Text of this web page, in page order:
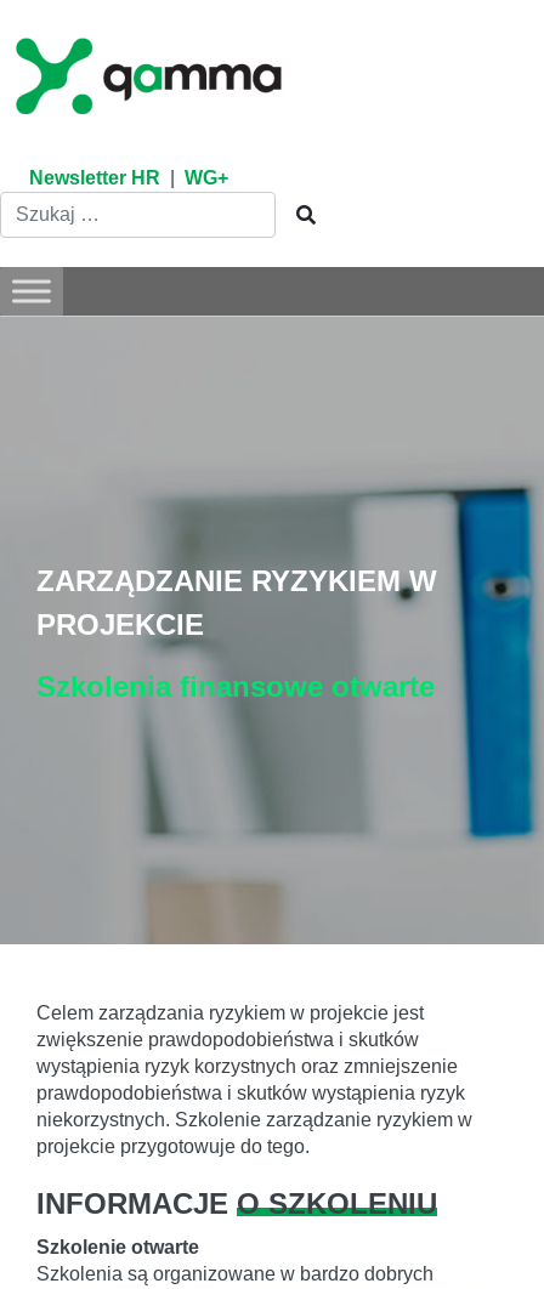
content
Newsletter HR WG+
ZARZĄDZANIE RYZYKIEM W
PROJEKCIE
Szkolenia finansowe otwarte
Celem zarządzania ryzykiem w projekcie jest
zwiększenie prawdopodobieństwa i skutków
wystąpienia ryzyk korzystnych oraz zmniejszenie
prawdopodobieństwa i skutków wystąpienia ryzyk
niekorzystnych. Szkolenie zarządzanie ryzykiem w
projekcie przygotowuje do tego.
INFORMACJE O SZKOLENIU
Szkolenie otwarte
Szkolenia są organizowane w bardzo dobrych